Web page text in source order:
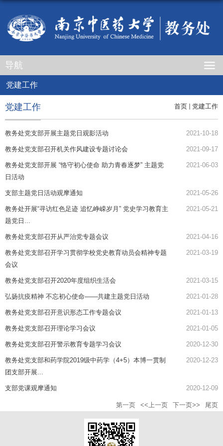
导航
党建工作
首页 党建工作
党建工作
教务处党支部开展主题党日观影活动 2021-10-18
教务处党支部召开机关作风建设专题讨论会 2021-09-17
教务处党支部开展 “恪守初心使命 助力青春逐梦” 主题党
日活动
2021-06-03
支部主题党日活动观摩通知 2021-05-26
教务处开展“寻访红色足迹 追忆峥嵘岁月” 党史学习教育主
题党日...
2021-05-21
教务处党支部召开从严治党专题会议 2021-04-16
教务处党支部召开学习贯彻学校党史教育动员会精神专题
会议
2021-03-19
教务处党支部召开2020年度组织生活会 2021-03-15
弘扬抗疫精神 不忘初心使命——共建主题党日活动 2021-01-28
教务处党支部召开意识形态工作专题会议 2021-01-13
教务处党支部召开理论学习会议 2021-01-05
教务处党支部召开警示教育专题学习会议 2020-12-30
教务处党支部和药学院2019级中药学（4+5）本博一贯制
团支部开展...
2020-12-23
支部党课观摩通知 2020-12-09
第一页 <<上一页 下一页>> 尾页